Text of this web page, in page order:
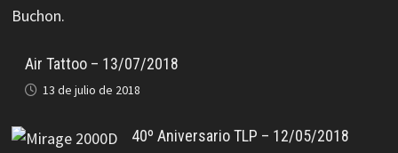
Air Tattoo – 13/07/2018
13 de julio de 2018
40º Aniversario TLP – 12/05/2018